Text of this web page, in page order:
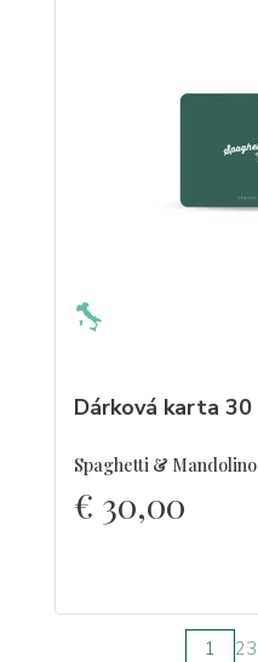
Dárková karta 30
Spaghetti & Mandolino
€ 30,00
1 23